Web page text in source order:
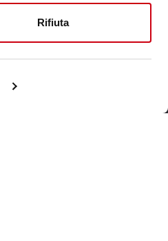
Rifiuta